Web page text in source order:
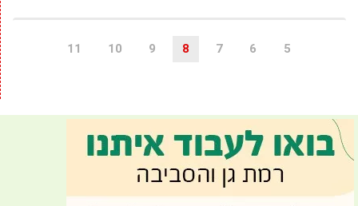
5
6
7
8
9
10
11